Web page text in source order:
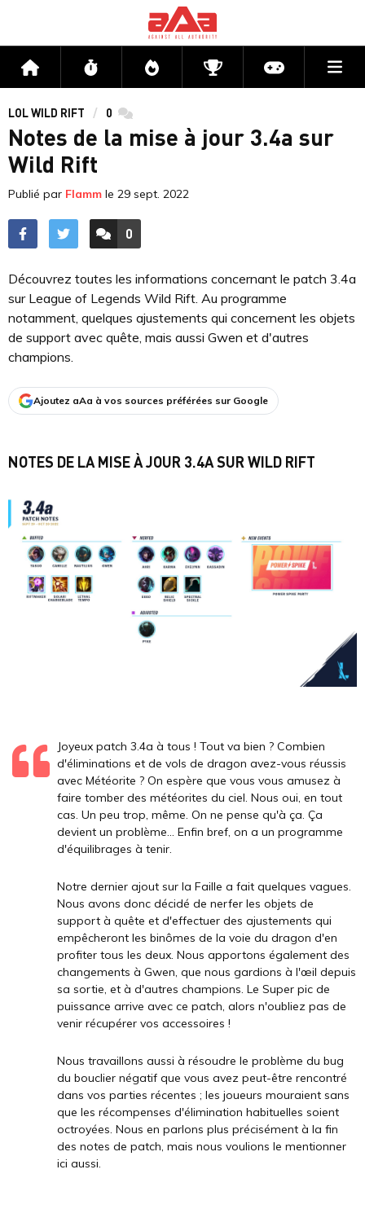
Accueil Flux Directs CompétitionsActu jeux
LOL WILD RIFT 0 commentaires
Notes de la mise à jour 3.4a sur
Wild Rift
Publié par Flamm le 29 sept. 2022
ACCÉDER AUX
0
COMMENTAIRES
Découvrez toutes les informations concernant le patch 3.4a
sur League of Legends Wild Rift. Au programme
notamment, quelques ajustements qui concernent les objets
de support avec quête, mais aussi Gwen et d'autres
champions.
Ajoutez aAa à vos sources préférées sur Google
NOTES DE LA MISE À JOUR 3.4A SUR WILD RIFT
Joyeux patch 3.4a à tous ! Tout va bien ? Combien
d'éliminations et de vols de dragon avez-vous réussis
avec Météorite ? On espère que vous vous amusez à
faire tomber des météorites du ciel. Nous oui, en tout
cas. Un peu trop, même. On ne pense qu'à ça. Ça
devient un problème... Enfin bref, on a un programme
d'équilibrages à tenir.
Notre dernier ajout sur la Faille a fait quelques vagues.
Nous avons donc décidé de nerfer les objets de
support à quête et d'effectuer des ajustements qui
empêcheront les binômes de la voie du dragon d'en
profiter tous les deux. Nous apportons également des
changements à Gwen, que nous gardions à l'œil depuis
sa sortie, et à d'autres champions. Le Super pic de
puissance arrive avec ce patch, alors n'oubliez pas de
venir récupérer vos accessoires !
Nous travaillons aussi à résoudre le problème du bug
du bouclier négatif que vous avez peut-être rencontré
dans vos parties récentes ; les joueurs mouraient sans
que les récompenses d'élimination habituelles soient
octroyées. Nous en parlons plus précisément à la fin
des notes de patch, mais nous voulions le mentionner
ici aussi.